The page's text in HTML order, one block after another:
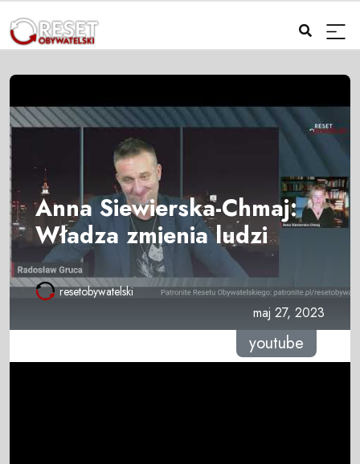
Anna Siewierska-Chmaj:
Władza zmienia ludzi
resetobywatelski
maj 27, 2023
youtube